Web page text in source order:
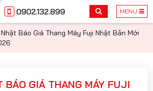
0902.132.899 MENU
Báo Giá Thang Máy Fuji Nhật Bản Mới
BÁO GIÁ THANG MÁY FUJI